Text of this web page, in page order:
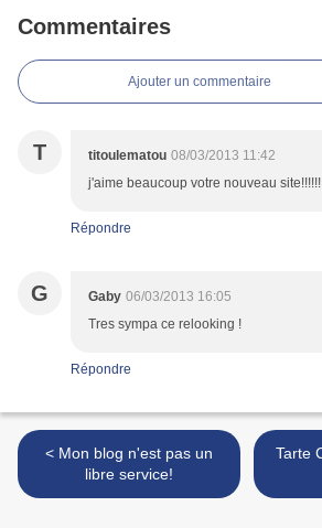
Commentaires
Ajouter un commentaire
T titoulematou 08/03/2013 11:42
j'aime beaucoup votre nouveau site!!!!!!
Répondre
G Gaby 06/03/2013 16:05
Tres sympa ce relooking !
Répondre
< Mon blog n'est pas un
libre service!